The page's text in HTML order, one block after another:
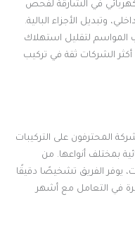
كهربائي في الشارقة لفحص
وتبديل الأجزاء البالية.
المواسم لتقليل استهلاك
الشركات ثقة في تركيب
المحترفون على التركيبات
بمختلف أنواعها. من
يوفر الفريق تشخيصًا دقيقًا
في التعامل مع أشهر